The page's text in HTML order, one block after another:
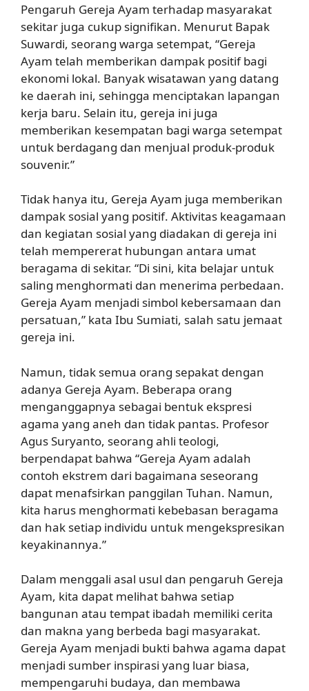
Pengaruh Gereja Ayam terhadap masyarakat
sekitar juga cukup signifikan. Menurut Bapak
Suwardi, seorang warga setempat, “Gereja
Ayam telah memberikan dampak positif bagi
ekonomi lokal. Banyak wisatawan yang datang
ke daerah ini, sehingga menciptakan lapangan
kerja baru. Selain itu, gereja ini juga
memberikan kesempatan bagi warga setempat
untuk berdagang dan menjual produk-produk
souvenir.”
Tidak hanya itu, Gereja Ayam juga memberikan
dampak sosial yang positif. Aktivitas keagamaan
dan kegiatan sosial yang diadakan di gereja ini
telah mempererat hubungan antara umat
beragama di sekitar. “Di sini, kita belajar untuk
saling menghormati dan menerima perbedaan.
Gereja Ayam menjadi simbol kebersamaan dan
persatuan,” kata Ibu Sumiati, salah satu jemaat
gereja ini.
Namun, tidak semua orang sepakat dengan
adanya Gereja Ayam. Beberapa orang
menganggapnya sebagai bentuk ekspresi
agama yang aneh dan tidak pantas. Profesor
Agus Suryanto, seorang ahli teologi,
berpendapat bahwa “Gereja Ayam adalah
contoh ekstrem dari bagaimana seseorang
dapat menafsirkan panggilan Tuhan. Namun,
kita harus menghormati kebebasan beragama
dan hak setiap individu untuk mengekspresikan
keyakinannya.”
Dalam menggali asal usul dan pengaruh Gereja
Ayam, kita dapat melihat bahwa setiap
bangunan atau tempat ibadah memiliki cerita
dan makna yang berbeda bagi masyarakat.
Gereja Ayam menjadi bukti bahwa agama dapat
menjadi sumber inspirasi yang luar biasa,
mempengaruhi budaya, dan membawa